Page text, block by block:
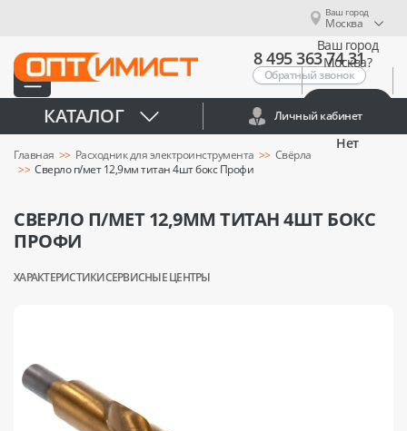
Ваш город
Москва
Ваш город
Москва?
Нет
8 495 363 74 31
Обратный звонок
КАТАЛОГ Личный кабинет
Главная Расходник для электроинструмента
Свёрла
Сверло п/мет 12,9мм титан 4шт бокс Профи
СВЕРЛО П/МЕТ 12,9ММ ТИТАН 4ШТ БОКС
ПРОФИ
ХАРАКТЕРИСТИКИСЕРВИСНЫЕ ЦЕНТРЫ